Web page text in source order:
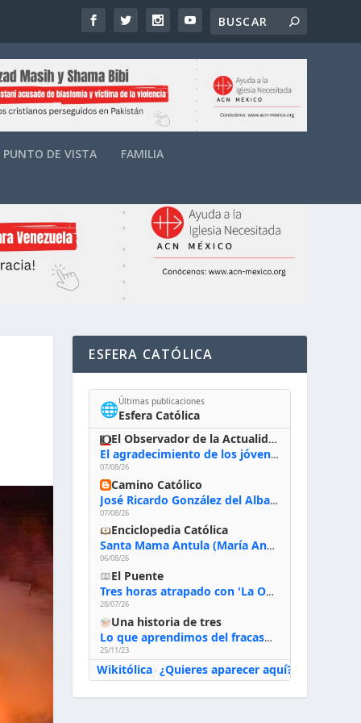
PUNTO DE VISTA FAMILIA
ESFERA CATÓLICA
🌐Últimas publicaciones
Esfera Católica
El Observador de la Actualidad
El agradecimiento de los jóvenes al Papa: «Hoy nos sentimos Iglesia»
07/08/26
Camino Católico
José Ricardo González del Alba, artista sacro: «Yo oro, hablo con Dios, le pido al Espíritu Santo su inspiración y siempre pinto rezando el rosario para que sea Él quien actúe a través de mis manos»
07/08/26
Enciclopedia Católica
Santa Mama Antula (María Antonia de Paz y Figueroa)
06/08/26
El Puente
Tres horas atrapado con 'La Odisea' de Nolan
28/07/26
Una historia de tres
Lo que aprendimos del fracaso al emprender
25/11/23
Wikitólica· ¿Quieres aparecer aquí?